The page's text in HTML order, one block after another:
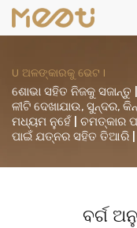
U ଅଳଙ୍କାରକୁ ଭେଟ |
ଶୋଭା ସହିତ ନିଜକୁ ସଜାନ୍ତୁ
ଳୀଟି ଦେଖାଯାଉ, ସୁନ୍ଦର,
ମଧ୍ୟମ ନୁହେଁ | ଚମତ୍କାର
ପାଇଁ ଯତ୍ନର ସହିତ ତିଆରି |
ବର୍ଗ